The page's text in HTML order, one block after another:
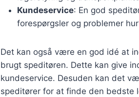
Kundeservice: En god
forespørgsler og problemer
Det kan også være en god idé at
brugt speditøren. Dette kan give
kundeservice. Desuden kan det
speditører for at finde den bedste